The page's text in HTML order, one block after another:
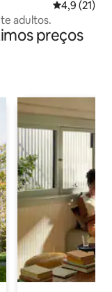
4,9 de uma
4,9 (21)
adultos.
preços